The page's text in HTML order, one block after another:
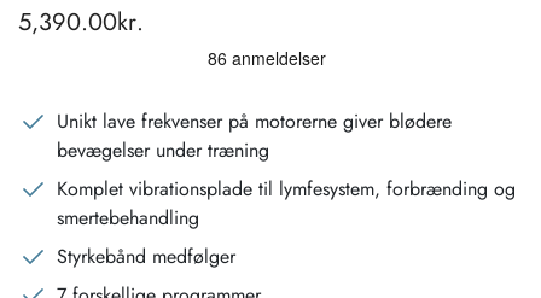
5,390.00kr.
Unikt lave frekvenser på motorerne giver blødere
bevægelser under træning
Komplet vibrationsplade til lymfesystem, forbrænding og
smertebehandling
Styrkebånd medfølger